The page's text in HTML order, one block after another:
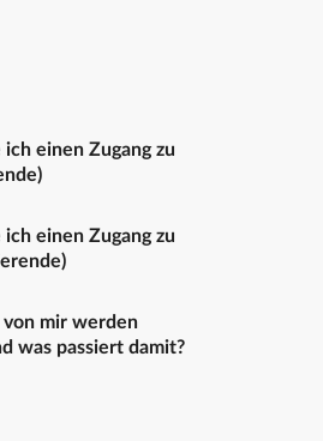
einen Zugang zu
Haben Sie bereits eine
Adresse, reicht ein formloser
zu nennen in die Sie
sollen.
einen Zugang zu
und dem Passwort, das ihr mit
erhalten habt. Das
mir werden
was passiert damit?